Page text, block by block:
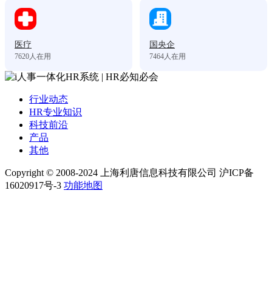
医疗
7620 人在用
国央企
7464 人在用
行业动态
HR专业知识
科技前沿
产品
其他
Copyright © 2008-2024 上海利唐信息科技有限公司 沪ICP备
16020917号-3 功能地图